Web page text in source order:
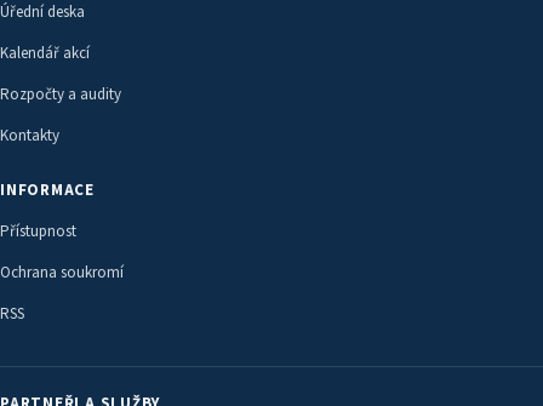
Úřední deska
Kalendář akcí
Rozpočty a audity
Kontakty
INFORMACE
Přístupnost
Ochrana soukromí
RSS